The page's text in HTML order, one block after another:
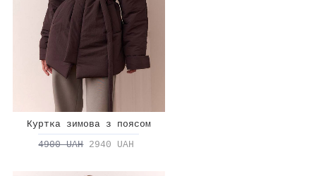
Куртка зимова з поясом
4900 UAH 2940 UAH